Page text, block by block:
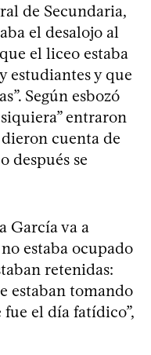
de Secundaria,
el desalojo al
el liceo estaba
estudiantes y que
Según esbozó
entraron
cuenta de
después se
García va a
estaba ocupado
retenidas:
estaban tomando
fue el día fatídico”,